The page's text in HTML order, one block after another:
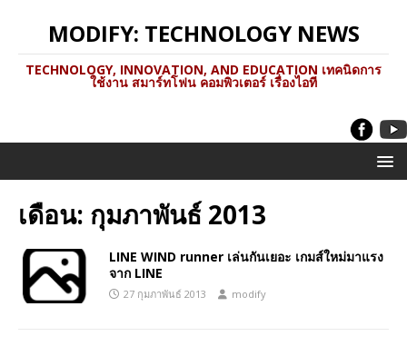
MODIFY: TECHNOLOGY NEWS
TECHNOLOGY, INNOVATION, AND EDUCATION เทคนิดการ
ใช้งาน สมาร์ทโฟน คอมพิวเตอร์ เรื่องไอที
เดือน: กุมภาพันธ์ 2013
LINE WIND runner เล่นกันเยอะ เกมส์ใหม่มาแรง
จาก LINE
27 กุมภาพันธ์ 2013 modify